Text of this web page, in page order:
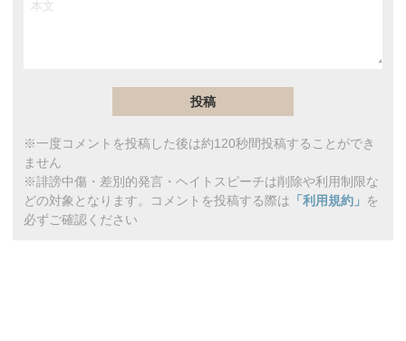
※一度コメントを投稿した後は約120秒間投稿することができ
ません
※誹謗中傷・差別的発言・ヘイトスピーチは削除や利用制限な
どの対象となります。コメントを投稿する際は 「利用規約」 を
必ずご確認ください